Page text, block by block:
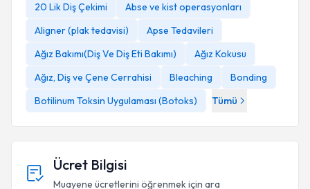
20 Lik Diş Çekimi
Abse ve kist operasyonları
Aligner (plak tedavisi)
Apse Tedavileri
Ağız Bakımı(Diş Ve Diş Eti Bakımı)
Ağız Kokusu
Ağız, Diş ve Çene Cerrahisi
Bleaching
Bonding
Botilinum Toksin Uygulaması (Botoks)
Tümü
Ücret Bilgisi
Muayene ücretlerini öğrenmek için ara